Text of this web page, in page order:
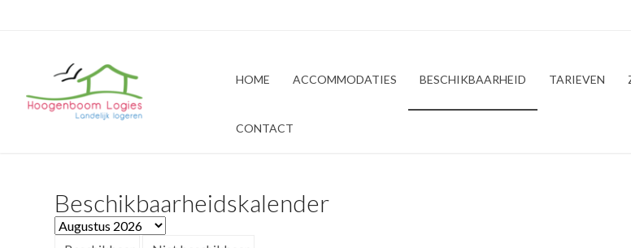
HOME ACCOMMODATIES BESCHIKBAARHEID TARIEVEN
CONTACT
Beschikbaarheidskalender